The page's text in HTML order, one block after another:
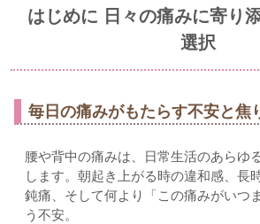
はじめに 日々の痛みに寄り
選択
毎日の痛みがもたらす不安と焦
腰や背中の痛みは、日常生活のあらゆ
します。朝起き上がる時の違和感、長
鈍痛、そして何より「この痛みがいつ
う不安。